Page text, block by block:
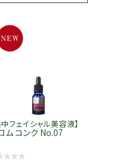
中フェイシャル美容液】
ム コンク No.07